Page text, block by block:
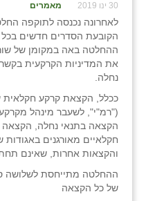
30 ינו 2019 מאמרים
לאחרונה נכנסה לתוקפה
הקובעת הסדרים חדשים בכל
ההחלטה באה במקומן של
את המדיניות הקרקעית
נחלה.
ככלל, הקצאת קרקע חקלאית
("רמ"י", לשעבר מינהל
הקצאה בתנאי נחלה, הקצאה
חקלאיים מאורגנים באגודות
והקצאות אחרות, שאינם תחת
ההחלטה מתייחסת לשלושה
של כל הקצאה